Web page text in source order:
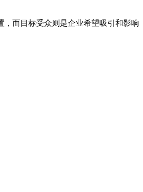
而目标受众则是企业希望吸引和影响